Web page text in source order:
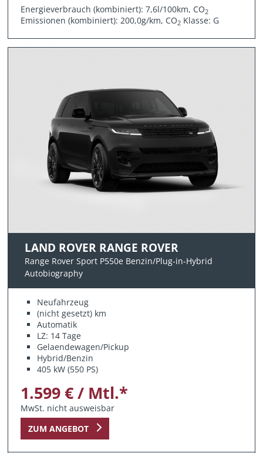
Energieverbrauch (kombiniert): 7,6l/100km, CO2
Emissionen (kombiniert): 200,0g/km, CO2 Klasse: G
LAND ROVER RANGE ROVER
Range Rover Sport P550e Benzin/Plug-in-Hybrid
Autobiography
Neufahrzeug
(nicht gesetzt) km
Automatik
LZ: 14 Tage
Gelaendewagen/Pickup
Hybrid/Benzin
405 kW (550 PS)
1.599 € / Mtl.*
MwSt. nicht ausweisbar
ZUM ANGEBOT